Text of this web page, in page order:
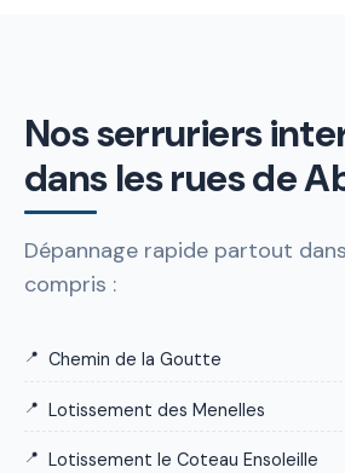
Nos serruriers
dans les rues de
Dépannage rapide partout
compris :
Chemin de la Goutte
Lotissement des Menelles
Lotissement le Coteau Ensoleille